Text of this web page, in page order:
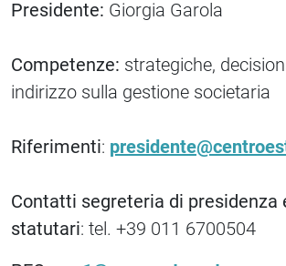
Presidente: Giorgia Garola
Competenze: strategiche,
indirizzo sulla gestione societaria
Riferimenti:
Contatti segreteria di presidenza
statutari: tel. +39 011 6700504